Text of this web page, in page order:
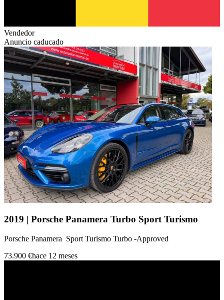
Vendedor
Anuncio caducado
2019 | Porsche Panamera Turbo Sport Turismo
Porsche Panamera Sport Turismo Turbo -Approved
73.900 €hace 12 meses